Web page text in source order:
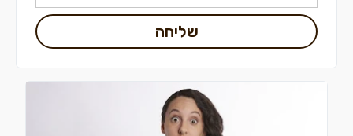
שליחה